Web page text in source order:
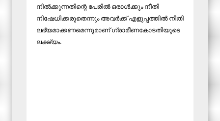
നില്‍ക്കുന്നതിന്റെ പേരില്‍ ഒരാള്‍ക്കും നീതി
നിഷേധിക്കരുതെന്നും അവര്‍ക്ക് എളുപ്പത്തില്‍ നീതി
ലഭ്യമാക്കണമെന്നുമാണ് ഗ്രാമീണകോടതിയുടെ
ലക്ഷ്യം.